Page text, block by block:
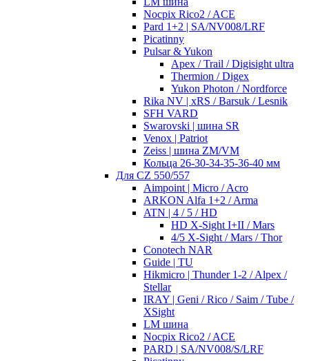
Nocpix Rico2 / ACE
Pard 1+2 | SA/NV008/LRF
Picatinny
Pulsar & Yukon
Apex / Trail / Digisight ultra
Thermion / Digex
Yukon Photon / Nordforce
Rika NV | xRS / Barsuk / Lesnik
SFH VARD
Swarovski | шина SR
Venox | Patriot
Zeiss | шина ZM/VM
Кольца 26-30-34-35-36-40 мм
Для CZ 550/557
Aimpoint | Micro / Acro
ARKON Alfa 1+2 / Arma
ATN | 4 / 5 / HD
HD X-Sight I+II / Mars
4/5 X-Sight / Mars / Thor
Conotech NAR
Guide | TU
Hikmicro | Thunder 1-2 / Alpex /
Stellar
IRAY | Geni / Rico / Saim / Tube /
XSight
LM шина
Nocpix Rico2 / ACE
PARD | SA/NV008/S/LRF